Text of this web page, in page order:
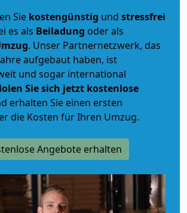
Sie kostengünstig und stressfrei
es als Beiladung oder als
. Unser Partnernetzwerk, das
aufgebaut haben, ist
und sogar international
Sie sich jetzt kostenlose
erhalten Sie einen ersten
die Kosten für Ihren Umzug.
Angebote erhalten